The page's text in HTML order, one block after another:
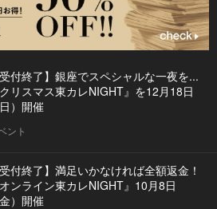
受付終了】銀座でスペシャルな一夜を...
クリスマス東カレNIGHT』を12月18日
日）開催
ント
受付終了】満足いかなければ全額返金！
オンライン東カレNIGHT』10月8日
金）開催